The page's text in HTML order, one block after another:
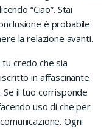
“Ciao”. Stai
è probabile
la relazione avanti.
credo che sia
in affascinante
il tuo corrisponde
uso di che per
Ogni